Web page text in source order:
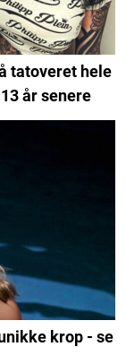
tatoveret hele
år senere
krop - se